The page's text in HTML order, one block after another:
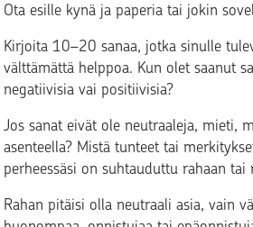
Ota esille kynä ja paperia tai jokin
Kirjoita 10–20 sanaa, jotka sinulle
välttämättä helppoa. Kun olet saanut
negatiivisia vai positiivisia?
Jos sanat eivät ole neutraaleja, mieti,
asenteella? Mistä tunteet tai
perheessäsi on suhtauduttu rahaan tai
Rahan pitäisi olla neutraali asia, vain